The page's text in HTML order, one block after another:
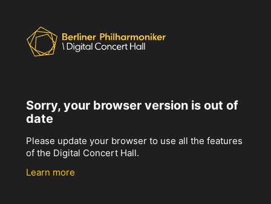
Sorry, your browser version is out of
date
Please update your browser to use all the features
of the Digital Concert Hall.
Learn more